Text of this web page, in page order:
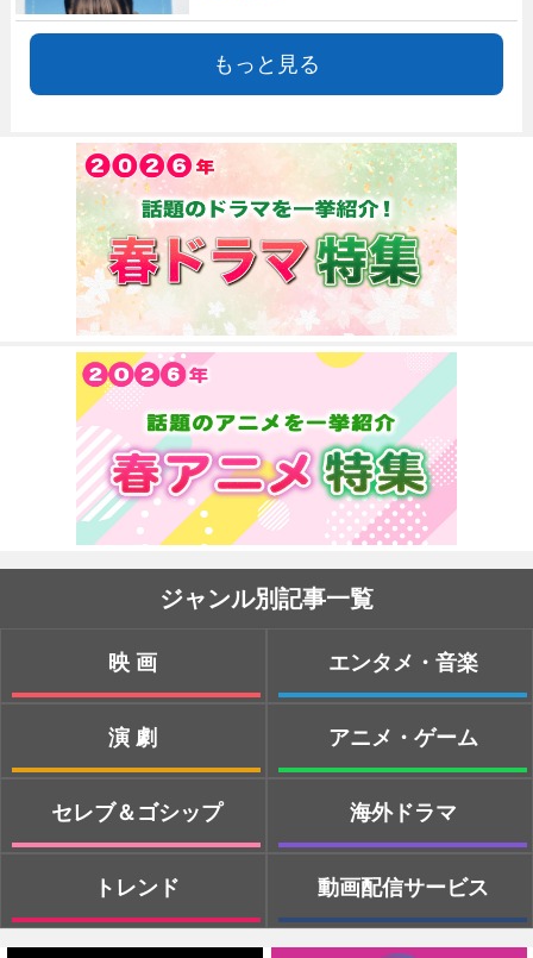
もっと見る
ジャンル別記事一覧
映画
演劇
セレブ＆ゴシップ
トレンド
エンタメ・音楽
アニメ・ゲーム
海外ドラマ
動画配信サービス